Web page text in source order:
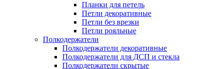
Планки для петель
Петли декоративные
Петли без врезки
Петли рояльные
Полкодержатели
Полкодержатели декоративные
Полкодержатели для ДСП и стекла
Полкодержатели скрытые